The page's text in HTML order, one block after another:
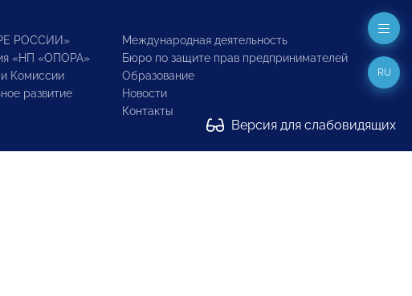
РОССИИ»
«НП «ОПОРА»
Комиссии
развитие
Международная деятельность
Бюро по защите прав предпринимателей
Образование
Новости
Контакты
Версия для слабовидящих
RU